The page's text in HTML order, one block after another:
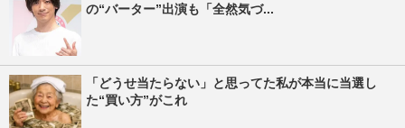
の“バーター”出演も「全然気づ...
「どうせ当たらない」と思ってた私が本当に当選し
た“買い方”がこれ